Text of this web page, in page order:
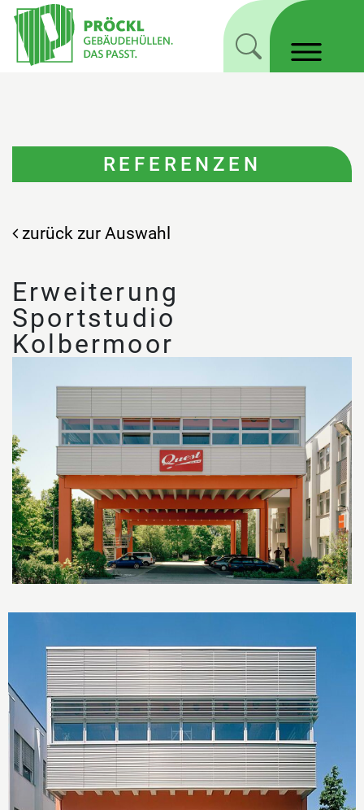
REFERENZEN
zurück zur Auswahl
Erweiterung
Sportstudio
Kolbermoor